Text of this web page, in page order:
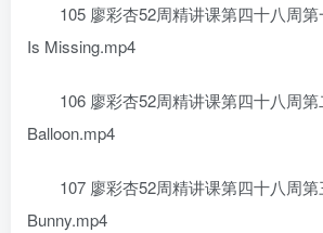
105 廖彩杏52周精讲课第四十八周
Is Missing.mp4
106 廖彩杏52周精讲课第四十八周
Balloon.mp4
107 廖彩杏52周精讲课第四十八周
Bunny.mp4